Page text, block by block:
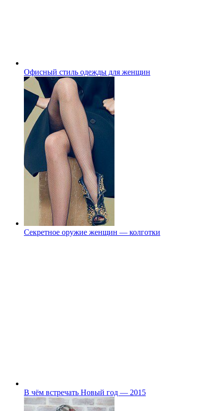
Офисный стиль одежды для женщин
Секретное оружие женщин — колготки
В чём встречать Новый год — 2015